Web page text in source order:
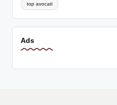
top avocati
Ads